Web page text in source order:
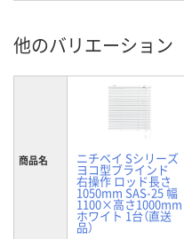
他のバリエーション
商品名 ニチベイ Sシリーズ
ヨコ型ブラインド
右操作 ロッド長さ
1050mm SAS-25 幅
1100×高さ1000mm
ホワイト 1台（直送
品）